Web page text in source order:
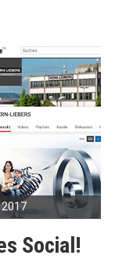
Social!